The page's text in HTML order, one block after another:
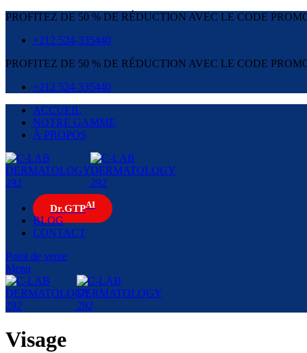
PROFITEZ DE 50 % DE RÉDUCTION AVEC LE CODE
+212 524-335440
PROFITEZ DE 50 % DE RÉDUCTION AVEC LE CODE
+212 524-335440
ACCUEIL
NOTRE GAMME
À PROPOS
Dr.GTPAI
BLOG
CONTACT
Point de vente
Menu
Visage